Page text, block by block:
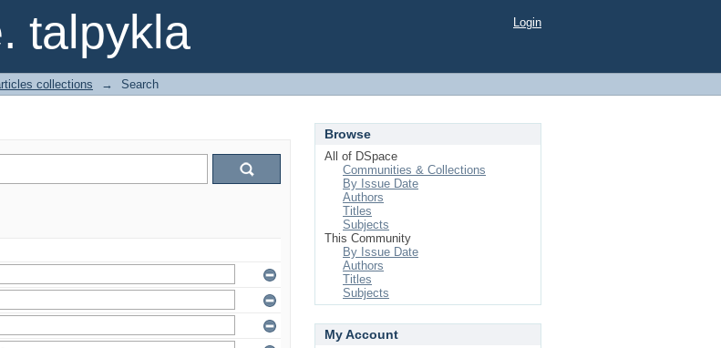
talpykla Login
collections → Search
Browse
All of DSpace
Communities & Collections
By Issue Date
Authors
Titles
Subjects
This Community
By Issue Date
Authors
Titles
Subjects
My Account